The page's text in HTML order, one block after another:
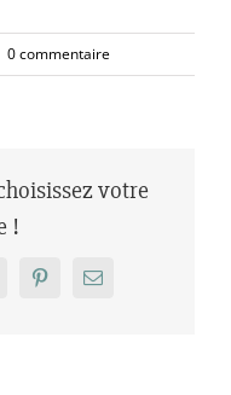
0 commentaire
votre
!
PinterestEmail